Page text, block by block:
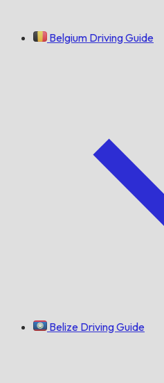
Belgium Driving Guide
Belize Driving Guide